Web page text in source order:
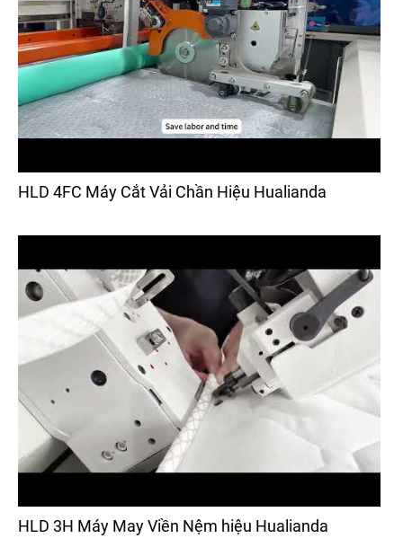
HLD 4FC Máy Cắt Vải Chần Hiệu Hualianda
HLD 3H Máy May Viền Nệm hiệu Hualianda